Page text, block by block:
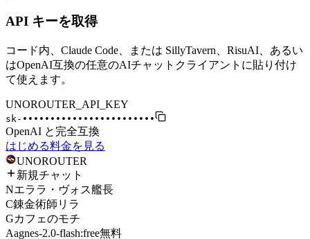
API キーを取得
コード内、Claude Code、または SillyTavern、RisuAI、あるい
はOpenAI互換の任意のAIチャットクライアントに貼り付け
て使えます。
UNOROUTER_API_KEY
sk- ••••••••••••••••••••••••
OpenAI と完全互換
はじめる料金を見る
UNOROUTER
新規チャット
Nエララ・ヴォス艦長
C錬金術師リラ
Gカフェのモチ
Aagnes-2.0-flash:free無料